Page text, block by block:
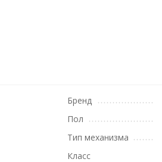
Бренд
Пол
Тип механизма
Класс